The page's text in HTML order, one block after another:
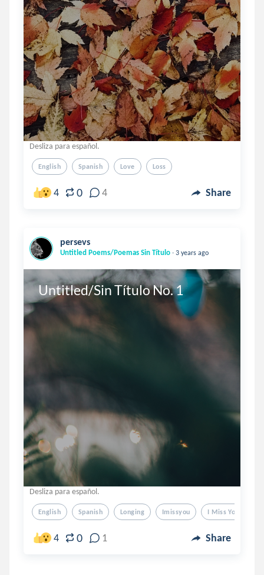
Desliza para español.
English Spanish Love Loss
4 0 4 Share
persevs
Untitled Poems/Poemas Sin Título . 3 years ago
Untitled/Sin Título No. 1
Desliza para español.
English Spanish Longing Imissyou I Miss You
4 0 1 Share